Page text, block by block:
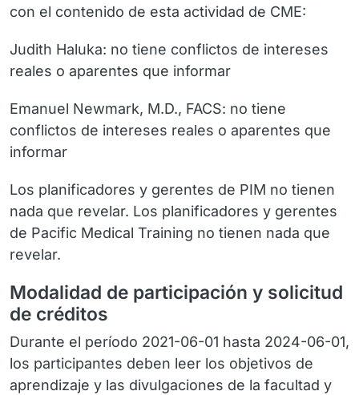
con el contenido de esta actividad de CME:
Judith Haluka: no tiene conflictos de intereses
reales o aparentes que informar
Emanuel Newmark, M.D., FACS: no tiene
conflictos de intereses reales o aparentes que
informar
Los planificadores y gerentes de PIM no tienen
nada que revelar. Los planificadores y gerentes
de Pacific Medical Training no tienen nada que
revelar.
Modalidad de participación y solicitud
de créditos
Durante el período 2021-06-01 hasta 2024-06-01,
los participantes deben leer los objetivos de
aprendizaje y las divulgaciones de la facultad y